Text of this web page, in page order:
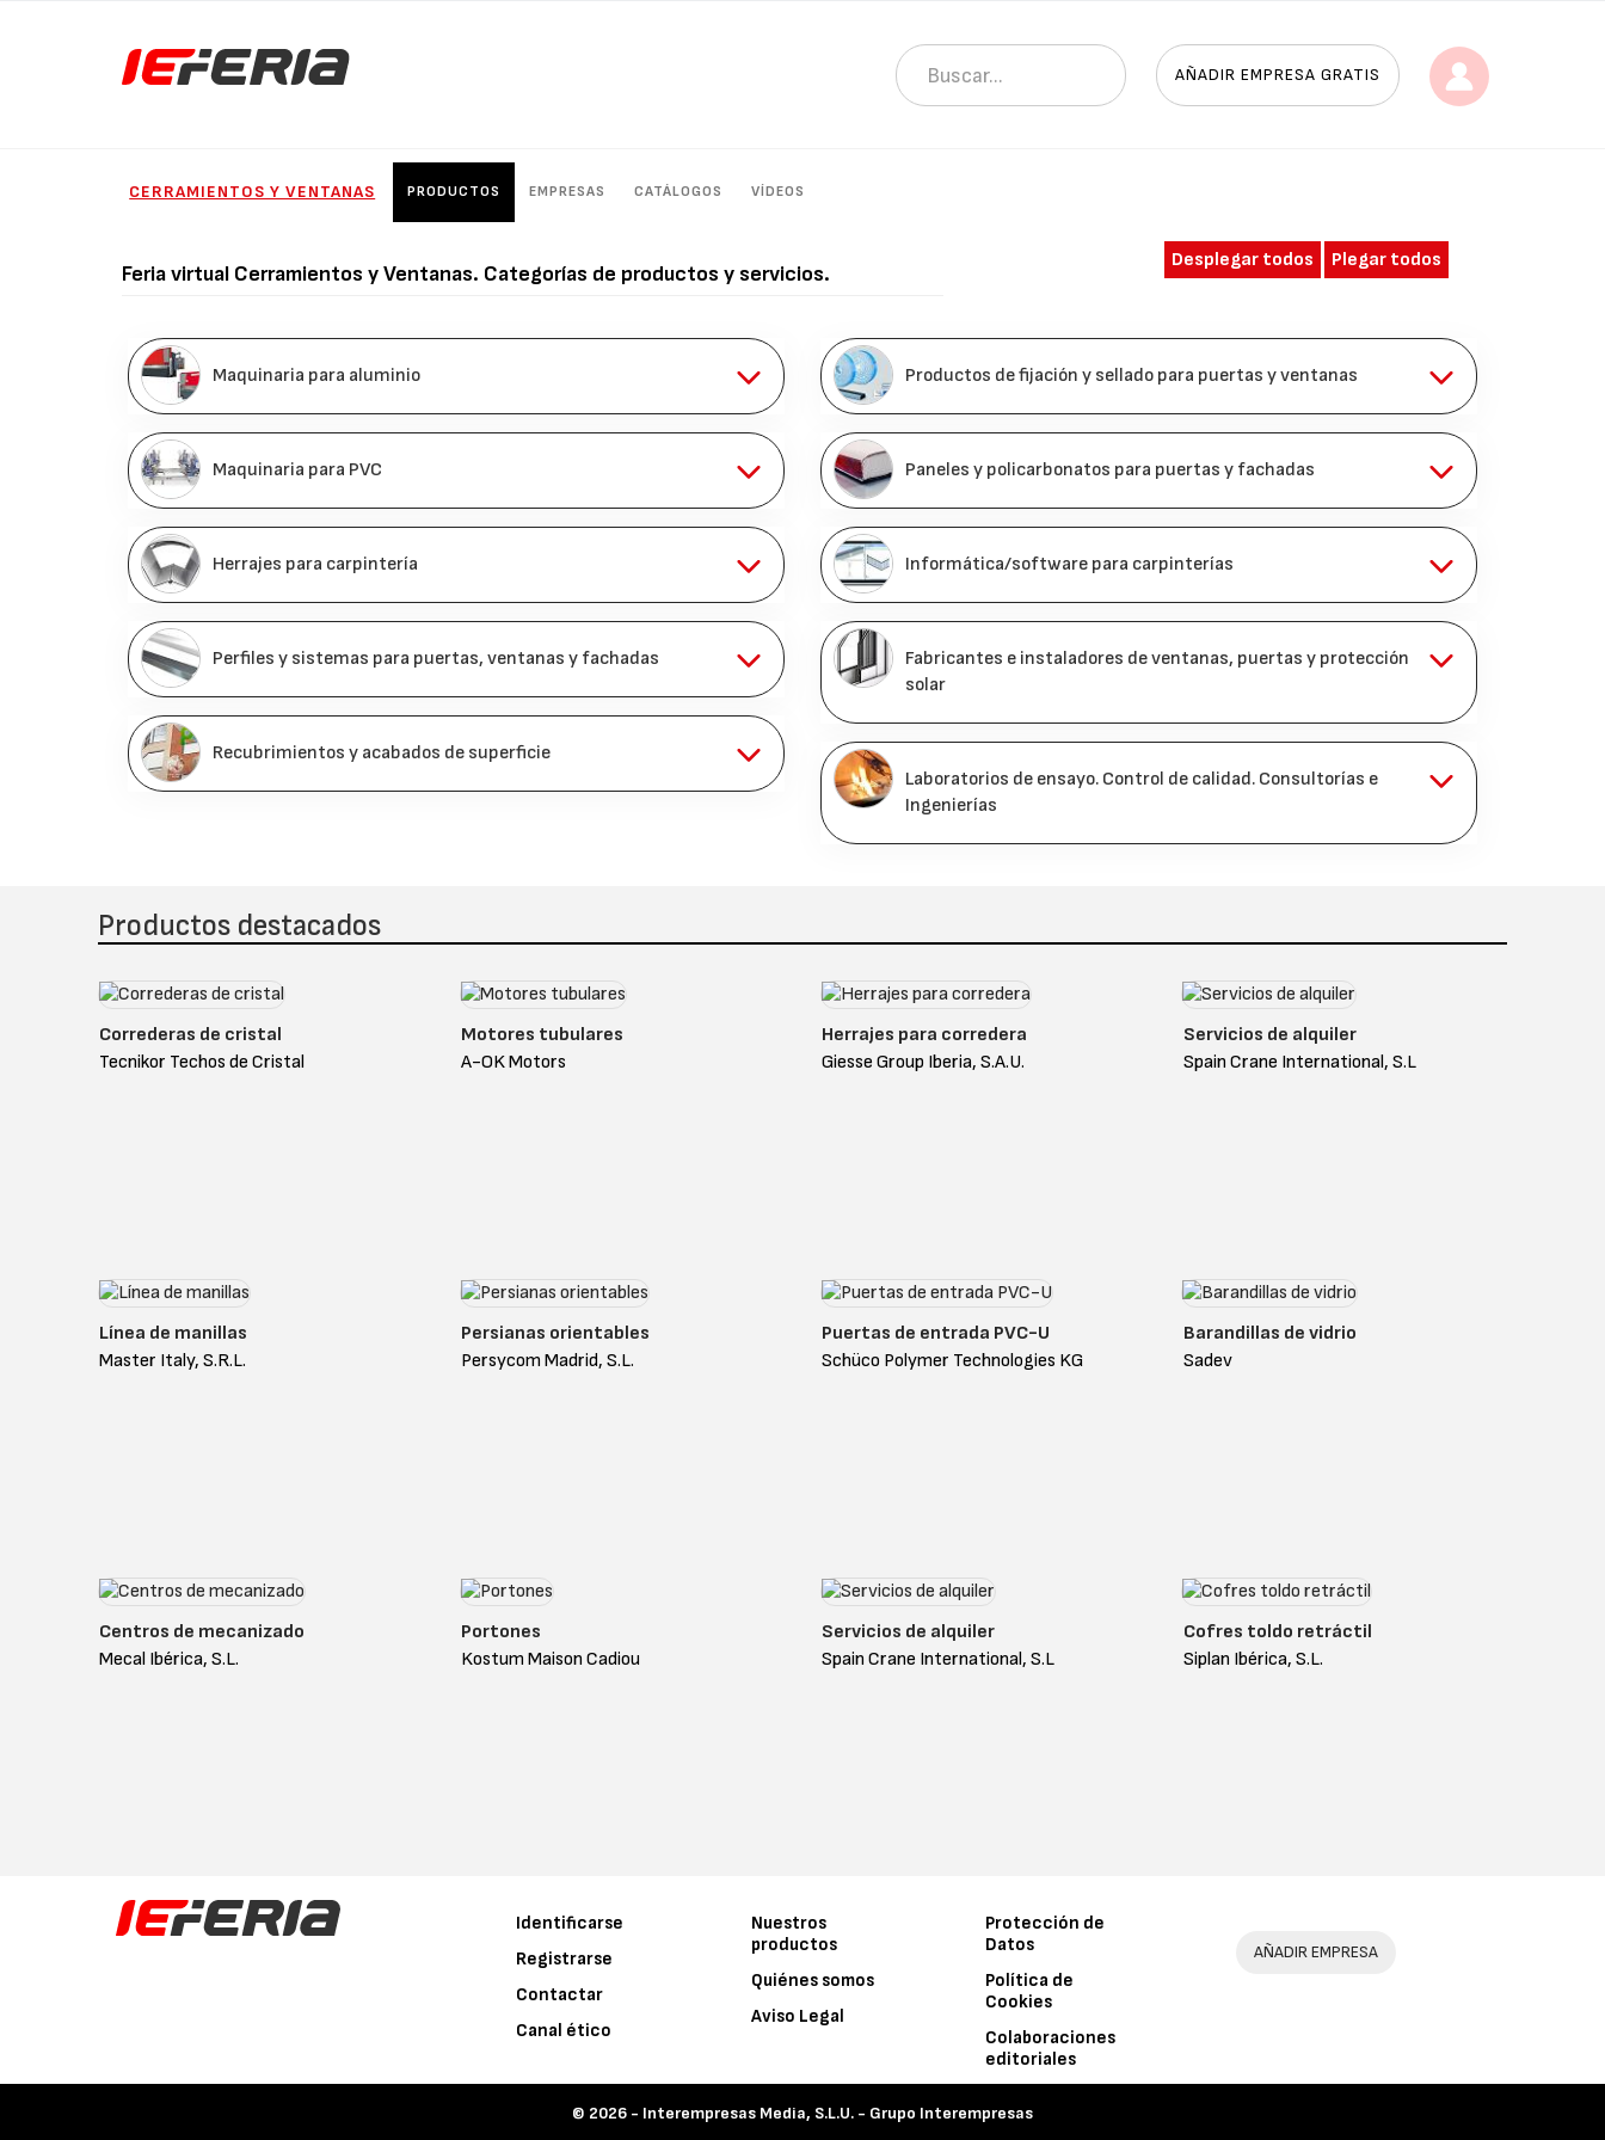
AÑADIR EMPRESA GRATIS
CERRAMIENTOS Y VENTANAS PRODUCTOS EMPRESAS CATÁLOGOS VÍDEOS
Feria virtual Cerramientos y Ventanas. Categorías de productos y servicios.
Desplegar todos Plegar todos
Maquinaria para aluminio
Maquinaria para PVC
Herrajes para carpintería
Perfiles y sistemas para puertas, ventanas y fachadas
Recubrimientos y acabados de superficie
Productos de fijación y sellado para puertas y ventanas
Paneles y policarbonatos para puertas y fachadas
Informática/software para carpinterías
Fabricantes e instaladores de ventanas, puertas y protección
solar
Laboratorios de ensayo. Control de calidad. Consultorías e
Ingenierías
Productos destacados
Correderas de cristal
Tecnikor Techos de Cristal
Motores tubulares
A-OK Motors
Herrajes para corredera
Giesse Group Iberia, S.A.U.
Servicios de alquiler
Spain Crane International, S.L
Línea de manillas
Master Italy, S.R.L.
Persianas orientables
Persycom Madrid, S.L.
Puertas de entrada PVC-U
Schüco Polymer Technologies KG
Barandillas de vidrio
Sadev
Centros de mecanizado
Mecal Ibérica, S.L.
Portones
Kostum Maison Cadiou
Servicios de alquiler
Spain Crane International, S.L
Cofres toldo retráctil
Siplan Ibérica, S.L.
Identificarse
Registrarse
Contactar
Canal ético
Nuestros
productos
Quiénes somos
Aviso Legal
Protección de
Datos
Política de
Cookies
Colaboraciones
editoriales
AÑADIR EMPRESA
© 2026 - Interempresas Media, S.L.U. - Grupo Interempresas